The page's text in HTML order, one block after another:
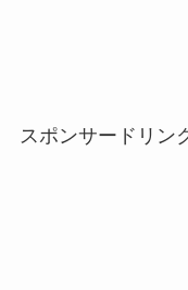
スポンサードリン